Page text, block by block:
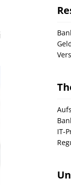
IT-